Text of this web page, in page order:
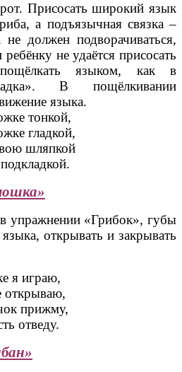
Присосать широкий язык
а подъязычная связка –
должен подворачиваться,
не удаётся присосать
языком, как в
В пощёлкивании
языка.
тонкой,
гладкой,
шляпкой
упражнении «Грибок», губы
открывать и закрывать
играю,
прижму,
отведу.